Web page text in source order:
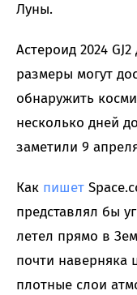
Луны.
Астероид 2024
размеры могут
обнаружить
несколько дней
заметили 9
Как пишет
представлял бы
летел прямо в
почти наверняка
плотные слои